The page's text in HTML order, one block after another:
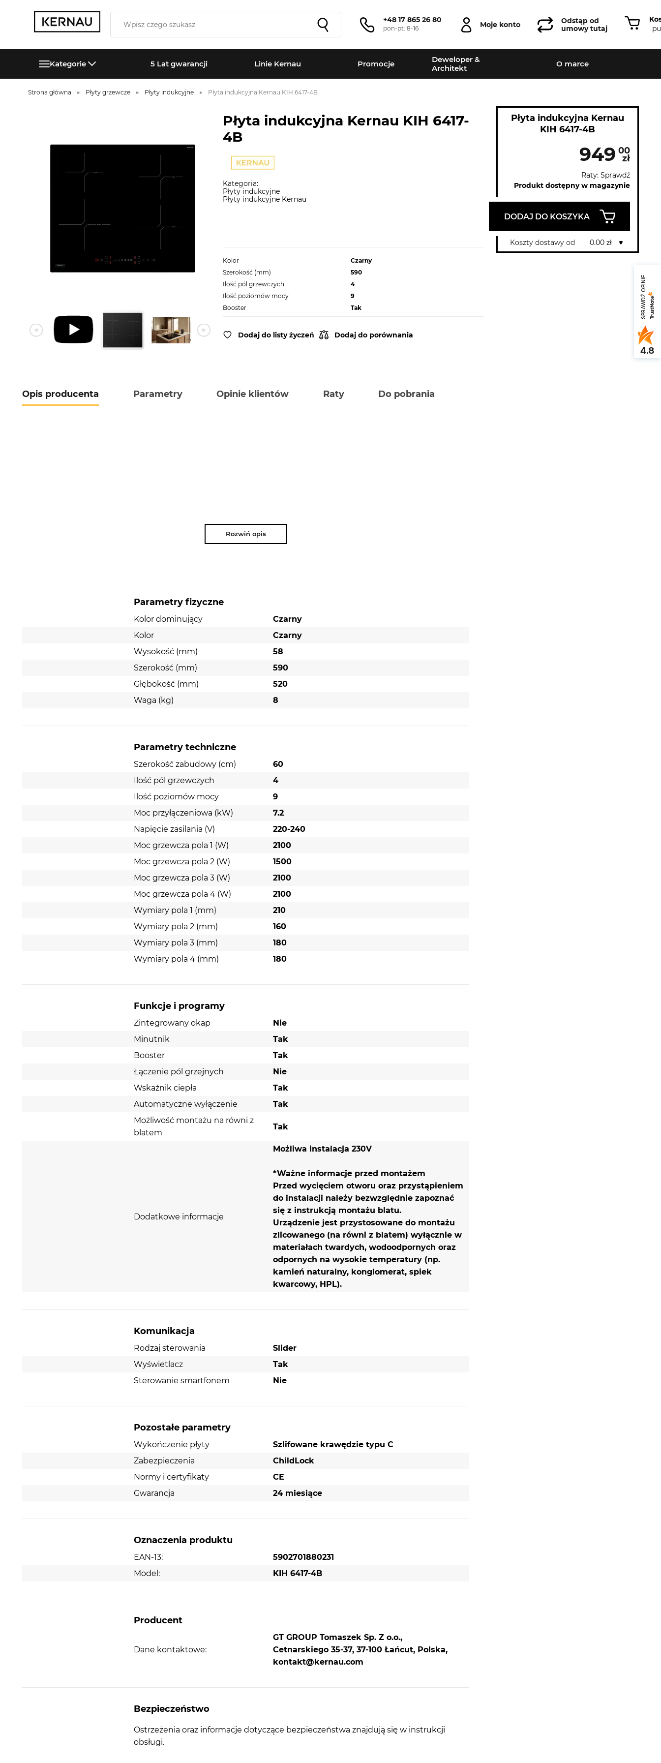
+48 17 865 26 80
pon-pt: 8-16 Moje konto
Odstąp od
umowy tutaj
Kategorie 5 Lat gwarancji Linie Kernau Promocje
Deweloper &
Architekt
O marce
Strona główna Płyty grzewcze Płyty indukcyjne Płyta indukcyjna Kernau KIH 6417-4B
Płyta indukcyjna Kernau KIH 6417-
4B
Kategoria:
Płyty indukcyjne
Płyty indukcyjne Kernau
Kolor
Czarny
Szerokość (mm)
590
Ilość pól grzewczych
4
Ilość poziomów mocy
9
Booster
Tak
Dodaj do listy życzeń Dodaj do porównania
Płyta indukcyjna Kernau
KIH 6417-4B
949 00
zł
Raty: Sprawdź
Produkt dostępny w magazynie
DODAJ DO KOSZYKA
Koszty dostawy od 0.00 zł
Opis producenta Parametry Opinie klientów Raty Do pobrania
Rozwiń opis
Parametry fizyczne
Kolor dominujący
Czarny
Kolor
Czarny
Wysokość (mm)
58
Szerokość (mm)
590
Głębokość (mm)
520
Waga (kg)
8
Parametry techniczne
Szerokość zabudowy (cm)
60
Ilość pól grzewczych
4
Ilość poziomów mocy
9
Moc przyłączeniowa (kW)
7.2
Napięcie zasilania (V)
220-240
Moc grzewcza pola 1 (W)
2100
Moc grzewcza pola 2 (W)
1500
Moc grzewcza pola 3 (W)
2100
Moc grzewcza pola 4 (W)
2100
Wymiary pola 1 (mm)
210
Wymiary pola 2 (mm)
160
Wymiary pola 3 (mm)
180
Wymiary pola 4 (mm)
180
Funkcje i programy
Zintegrowany okap
Nie
Minutnik
Tak
Booster
Tak
Łączenie pól grzejnych
Nie
Wskaźnik ciepła
Tak
Automatyczne wyłączenie
Tak
Możliwość montażu na równi z
blatem
Tak
Dodatkowe informacje
Możliwa instalacja 230V
*Ważne informacje przed montażem
Przed wycięciem otworu oraz przystąpieniem
do instalacji należy bezwzględnie zapoznać
się z instrukcją montażu blatu.
Urządzenie jest przystosowane do montażu
zlicowanego (na równi z blatem) wyłącznie w
materiałach twardych, wodoodpornych oraz
odpornych na wysokie temperatury (np.
kamień naturalny, konglomerat, spiek
kwarcowy, HPL).
Komunikacja
Rodzaj sterowania
Slider
Wyświetlacz
Tak
Sterowanie smartfonem
Nie
Pozostałe parametry
Wykończenie płyty
Szlifowane krawędzie typu C
Zabezpieczenia
ChildLock
Normy i certyfikaty
CE
Gwarancja
24 miesiące
Oznaczenia produktu
EAN-13:
5902701880231
Model:
KIH 6417-4B
Producent
Dane kontaktowe:
GT GROUP Tomaszek Sp. Z o.o.,
Cetnarskiego 35-37, 37-100 Łańcut, Polska,
kontakt@kernau.com
Bezpieczeństwo
Ostrzeżenia oraz informacje dotyczące bezpieczeństwa znajdują się w instrukcji
obsługi.
SPRAWDŹ OPINIE
4.8